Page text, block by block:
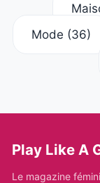
Mode (36)
Play Like A
Le magazine